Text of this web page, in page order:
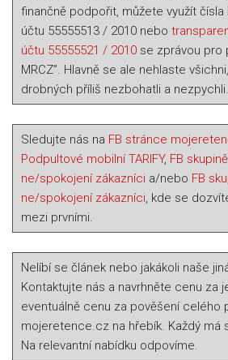
finančně podpořit, můžete využít čísla
účtu 55555513 / 2010 nebo
účtu 55555521 / 2010 se zprávou pro
MRCZ”. Hlavně se ale nehlaste
drobných příliš nezbohatli a
Sledujte nás na FB stránce
Podpultové mobilní TARIFY, FB
ne/spokojení zákazníci a/nebo FB
ne/spokojení zákazníci, kde se
mezi prvními.
Nelíbí se článek nebo jakákoli naše
Kontaktujte nás a navrhněte cenu za
eventuálně cenu za pověšení celého
mojeretence.cz na hřebík. Každý má
Na relevantní nabídku odpovíme.